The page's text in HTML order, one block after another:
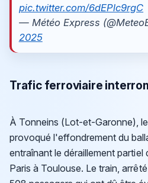
pic.twitter.com/6dEPlc9rgC
— Météo Express
2025
Trafic ferroviaire
À Tonneins (Lot-et-Garonne),
provoqué l'effondrement du
entraînant le déraillement partiel
Paris à Toulouse. Le train,